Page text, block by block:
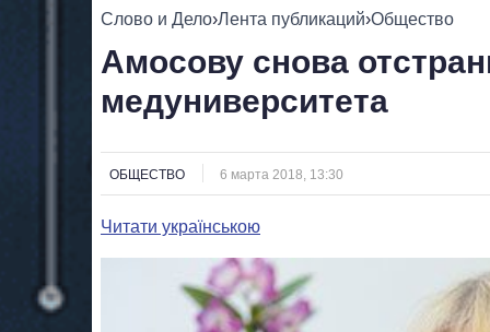
ВСЕ ПОЛИТИКИ ПРЕЗИДЕНТ И
Слово и Дело›Лента публикаций›Общество
Амосову снова
медуниверситета
ОБЩЕСТВО 6 марта 2018, 13:30
Читати українською